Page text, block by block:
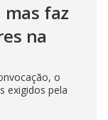
faz
na
o
exigidos pela